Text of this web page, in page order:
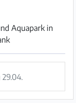
Aquapark in
29.04.